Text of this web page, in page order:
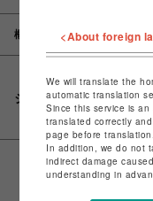
概要
シェアする
<About foreign
We will translate the
automatic translation
Since this service is
translated correctly
page before translation.
In addition, we do not
indirect damage
understanding in